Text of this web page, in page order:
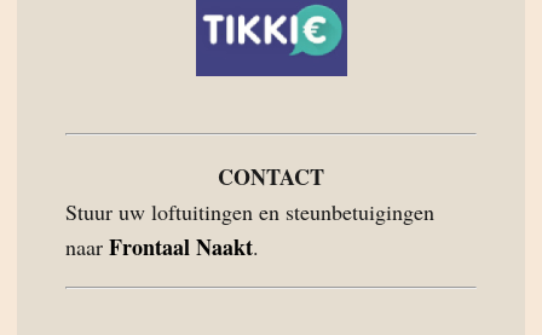
CONTACT
Stuur uw loftuitingen en steunbetuigingen
naar Frontaal Naakt.